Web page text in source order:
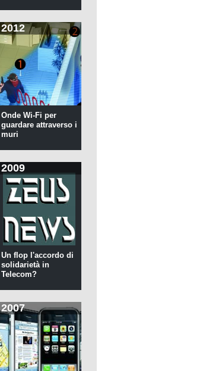
2012
Onde Wi-Fi per
guardare attraverso i
muri
2009
Un flop l'accordo di
solidarietà in
Telecom?
2007